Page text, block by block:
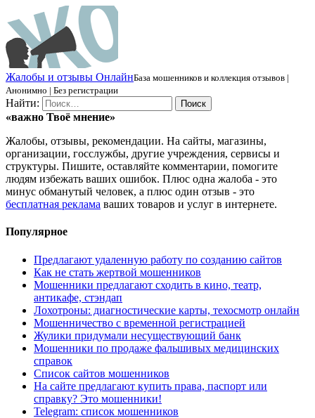
Жалобы и отзывы ОнлайнБаза мошенников и коллекция отзывов |
Анонимно | Без регистрации
Найти:
«важно Твоё мнение»
Жалобы, отзывы, рекомендации. На сайты, магазины,
организации, госслужбы, другие учреждения, сервисы и
структуры. Пишите, оставляйте комментарии, помогите
людям избежать ваших ошибок. Плюс одна жалоба - это
минус обманутый человек, а плюс один отзыв - это
бесплатная реклама ваших товаров и услуг в интернете.
Популярное
Предлагают удаленную работу по созданию сайтов
Как не стать жертвой мошенников
Мошенники предлагают сходить в кино, театр,
антикафе, стэндап
Лохотроны: диагностические карты, техосмотр онлайн
Мошенничество с временной регистрацией
Жулики придумали несуществующий банк
Мошенники по продаже фальшивых медицинских
справок
Список сайтов мошенников
На сайте предлагают купить права, паспорт или
справку? Это мошенники!
Telegram: список мошенников